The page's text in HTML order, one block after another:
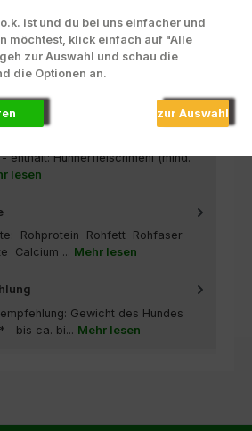
Und hier mal etwas für alle
für normal und leicht
enthält: Hühnerfleischmehl (mind.
lesen
Rohprotein Rohfett Rohfaser
Calcium ... Mehr lesen
Gewicht des Hundes
* bis ca. bi... Mehr lesen
ist und du bei uns einfacher und
möchtest, klick einfach auf "Alle
zur Auswahl und schau die
die Optionen an.
zur Auswahl